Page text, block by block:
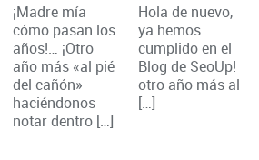
¡Madre mía
cómo pasan los
años!… ¡Otro
año más «al pié
del cañón»
haciéndonos
notar dentro […]
Hola de nuevo,
ya hemos
cumplido en el
Blog de SeoUp!
otro año más al
[…]